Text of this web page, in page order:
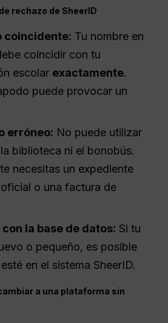
rechazo de SheerID
coincidente: Tu nombre en
coincidir con tu
escolar exactamente.
puede provocar un
erróneo: No puede utilizar
biblioteca ni el bonobús.
necesitas un expediente
o una factura de
la base de datos: Si tu
o pequeño, es posible
en el sistema SheerID.
a una plataforma sin